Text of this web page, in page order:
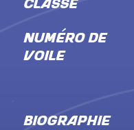
BIOGRAPHIE
NUMÉRO DE
VOILE
CLASSE